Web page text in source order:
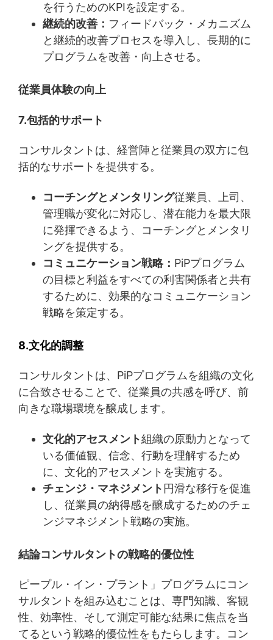
を行うためのKPIを設定する。
継続的改善： フィードバック・メカニズム
と継続的改善プロセスを導入し、長期的に
プログラムを改善・向上させる。
従業員体験の向上
7.包括的サポート
コンサルタントは、経営陣と従業員の双方に包
括的なサポートを提供する。
コーチングとメンタリング従業員、上司、
管理職が変化に対応し、潜在能力を最大限
に発揮できるよう、コーチングとメンタリ
ングを提供する。
コミュニケーション戦略： PiPプログラム
の目標と利益をすべての利害関係者と共有
するために、効果的なコミュニケーション
戦略を策定する。
8.文化的調整
コンサルタントは、PiPプログラムを組織の文化
に合致させることで、従業員の共感を呼び、前
向きな職場環境を醸成します。
文化的アセスメント組織の原動力となって
いる価値観、信念、行動を理解するため
に、文化的アセスメントを実施する。
チェンジ・マネジメント円滑な移行を促進
し、従業員の納得感を醸成するためのチェ
ンジマネジメント戦略の実施。
結論コンサルタントの戦略的優位性
ピープル・イン・プラント」プログラムにコン
サルタントを組み込むことは、専門知識、客観
性、効率性、そして測定可能な結果に焦点を当
てるという戦略的優位性をもたらします。コン